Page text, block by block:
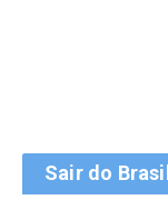
Sair do Brasil